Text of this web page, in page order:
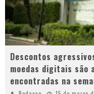
Descontos
moedas digitais são
encontradas na